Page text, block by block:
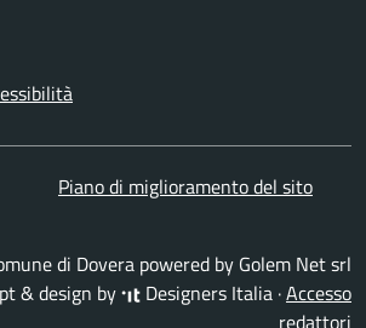
Piano di miglioramento del sito
di Dovera powered by Golem Net srl
& design by
Designers Italia ·Accesso
redattori